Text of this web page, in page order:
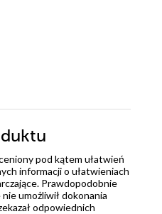
pod kątem ułatwień
informacji o ułatwieniach
Prawdopodobnie
umożliwił dokonania
odpowiednich